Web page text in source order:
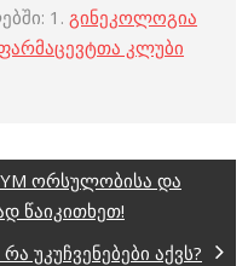
1. გინეკოლოგია
კლუბი
ორსულობისა და
წაიკითხეთ!
უკუჩვენებები აქვს?